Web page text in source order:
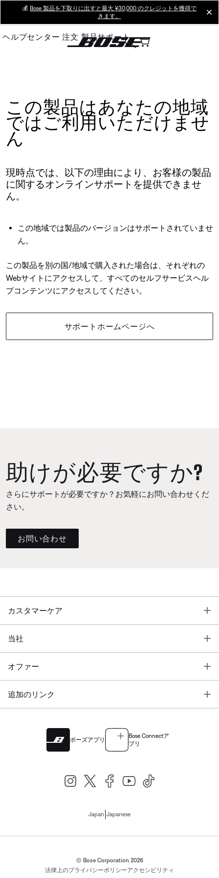
Main
💰 Bose 製品を下取りに出すと最大 ¥30,000 のクレジットを獲得で
きます。
ヘルプセンター 注文 製品サポート
この製品はあなたの地域
ではご利用いただけませ
ん
現時点では、以下の理由により、お客様の製品
に関するオンラインサポートを提供できませ
ん。
この地域では製品のバージョンはサポートされていませ
ん。
この製品を別の国/地域で購入された場合は、それぞれの
Webサイトにアクセスして、すべてのセルフサービスヘル
プコンテンツにアクセスしてください。
サポートホームページへ
助けが必要ですか?
さらにサポートが必要ですか？お気軽にお問い合わせくだ
さい。
お問い合わせ
カスタマーケア
当社
オファー
追加のリンク
ボーズアプリ
Bose Connectア
プリ
Japan Japanese
© Bose Corporation 2026
法律上のプライバシーポリシーアクセシビリティ